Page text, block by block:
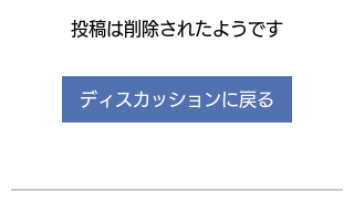
投稿は削除されたようです
ディスカッションに戻る